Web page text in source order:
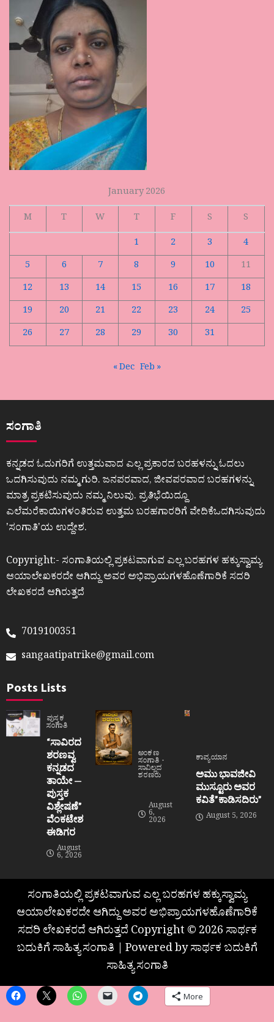
January 2026
M
T W T F S
S
1
2 3
4
5
6 7 8 9 10
11
12
13 14 15 16 17
18
19
20 21 22 23 24
25
26
27 28 29 30 31
« Dec Feb »
ಸಂಗಾತಿ
ಕನ್ನಡದ ಓದುಗರಿಗೆ ಉತ್ತಮವಾದ ಎಲ್ಲ ಪ್ರಕಾರದ ಬರಹಳನ್ನು ಓದಲು
ಒದಗಿಸುವುದು ನಮ್ಮ ಗುರಿ. ಜನಪರವಾದ, ಜೀವಪರವಾದ ಬರಹಗಳನ್ನು
ಮಾತ್ರ ಪ್ರಕಟಿಸುವುದು ನಮ್ಮ ನಿಲುವು. ಪ್ರತಿಭೆಯಿದ್ದೂ
ಎಲೆಮರೆಕಾಯಿಗಳಂತಿರುವ ಉತ್ತಮ ಬರಹಗಾರರಿಗೆ ವೇದಿಕೆಒದಗಿಸುವುದು
ʼಸಂಗಾತಿʼಯ ಉದ್ದೇಶ.
Copyright:- ಸಂಗಾತಿಯಲ್ಲಿ ಪ್ರಕಟವಾಗುವ ಎಲ್ಲ ಬರಹಗಳ ಹಕ್ಕುಸ್ವಾಮ್ಯ
ಆಯಾಲೇಖಕರದೇ ಆಗಿದ್ದು ಅವರ ಅಭಿಪ್ರಾಯಗಳಹೊಣೆಗಾರಿಕೆ ಸದರಿ
ಲೇಖಕರದೆ ಆಗಿರುತ್ತದೆ
7019100351
sangaatipatrike@gmail.com
Posts Lists
ಪುಸ್ತಕ
ಸಂಗಾತಿ
“ಸಾವಿರದ
ಶರಣವ್ವ
ಕನ್ನಡದ
ತಾಯೇ —
ಪುಸ್ತಕ
ವಿಶ್ಲೇಷಣೆ”
ವೆಂಕಟೇಶ
ಈಡಿಗರ
August
6, 2026
ಅಂಕಣ
ಸಂಗಾತಿ
ಸಾವಿಲ್ಲದ
ಶರಣರು
August
6,
2026
ಕಾವ್ಯಯಾನ
ಅಮು ಭಾವಜೀವಿ
ಮುಸ್ಟೂರು ಅವರ
ಕವಿತೆ”ಕಾಡಿಸದಿರು”
August 5, 2026
ಸಂಗಾತಿಯಲ್ಲಿ ಪ್ರಕಟವಾಗುವ ಎಲ್ಲ ಬರಹಗಳ ಹಕ್ಕುಸ್ವಾಮ್ಯ
ಆಯಾಲೇಖಕರದೇ ಆಗಿದ್ದು ಅವರ ಅಭಿಪ್ರಾಯಗಳಹೊಣೆಗಾರಿಕೆ
ಸದರಿ ಲೇಖಕರದೆ ಆಗಿರುತ್ತದೆ Copyright © 2026 ಸಾರ್ಥಕ
ಬದುಕಿಗೆ ಸಾಹಿತ್ಯ ಸಂಗಾತಿ | Powered by ಸಾರ್ಥಕ ಬದುಕಿಗೆ
ಸಾಹಿತ್ಯ ಸಂಗಾತಿ
More